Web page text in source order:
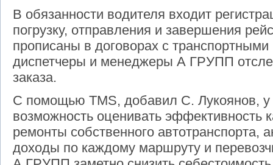
В обязанности водителя входит
погрузку, отправления и завершения
прописаны в договорах с
диспетчеры и менеджеры А ГРУПП
заказа.
С помощью TMS, добавил С. Лукоянов,
возможность оценивать эффективность
ремонты собственного автотранспорта,
доходы по каждому маршруту и